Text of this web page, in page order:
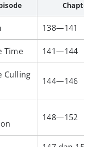
Chapter
138—141
Time 141—144
Culling
144—146
148—152